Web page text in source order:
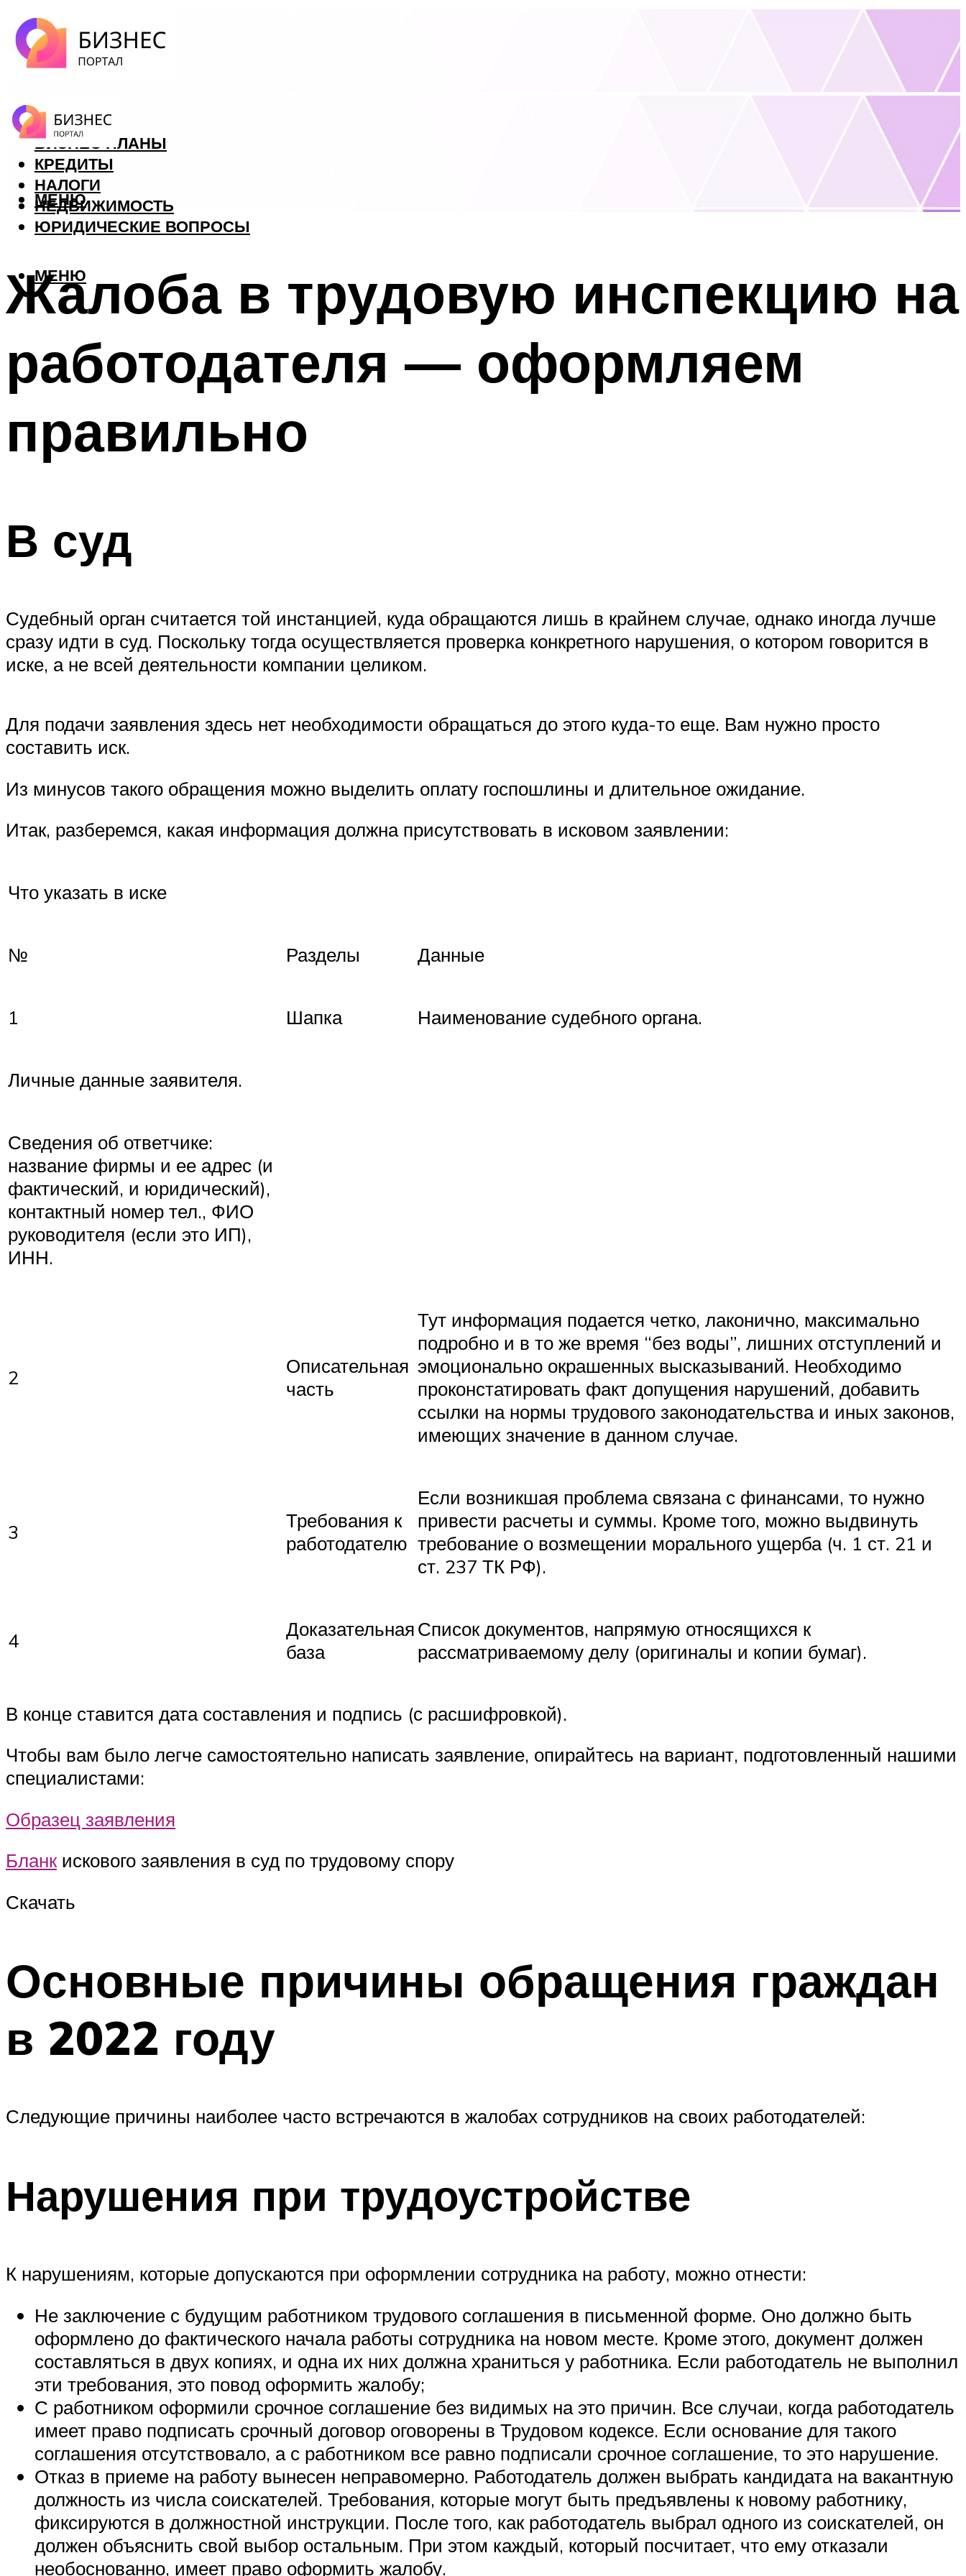
ФОРЕКС
БИЗНЕС ПЛАНЫ
КРЕДИТЫ
НАЛОГИ
НЕДВИЖИМОСТЬ
ЮРИДИЧЕСКИЕ ВОПРОСЫ
МЕНЮ
МЕНЮ
Жалоба в трудовую инспекцию на
работодателя — оформляем
правильно
В суд
Судебный орган считается той инстанцией, куда обращаются лишь в крайнем случае, однако иногда лучше
сразу идти в суд. Поскольку тогда осуществляется проверка конкретного нарушения, о котором говорится в
иске, а не всей деятельности компании целиком.
Для подачи заявления здесь нет необходимости обращаться до этого куда-то еще. Вам нужно просто
составить иск.
Из минусов такого обращения можно выделить оплату госпошлины и длительное ожидание.
Итак, разберемся, какая информация должна присутствовать в исковом заявлении:
Что указать в иске
№ Разделы Данные
1 Шапка Наименование судебного органа.
Личные данные заявителя.
Сведения об ответчике:
название фирмы и ее адрес (и
фактический, и юридический),
контактный номер тел., ФИО
руководителя (если это ИП),
ИНН.
2
Описательная
часть
Тут информация подается четко, лаконично, максимально
подробно и в то же время “без воды”, лишних отступлений и
эмоционально окрашенных высказываний. Необходимо
проконстатировать факт допущения нарушений, добавить
ссылки на нормы трудового законодательства и иных законов,
имеющих значение в данном случае.
3
Требования к
работодателю
Если возникшая проблема связана с финансами, то нужно
привести расчеты и суммы. Кроме того, можно выдвинуть
требование о возмещении морального ущерба (ч. 1 ст. 21 и
ст. 237 ТК РФ).
4
Доказательная
база
Список документов, напрямую относящихся к
рассматриваемому делу (оригиналы и копии бумаг).
В конце ставится дата составления и подпись (с расшифровкой).
Чтобы вам было легче самостоятельно написать заявление, опирайтесь на вариант, подготовленный нашими
специалистами:
Образец заявления
Бланкискового заявления в суд по трудовому спору
Скачать
Основные причины обращения граждан
в 2022 году
Следующие причины наиболее часто встречаются в жалобах сотрудников на своих работодателей:
Нарушения при трудоустройстве
К нарушениям, которые допускаются при оформлении сотрудника на работу, можно отнести:
Не заключение с будущим работником трудового соглашения в письменной форме. Оно должно быть
оформлено до фактического начала работы сотрудника на новом месте. Кроме этого, документ должен
составляться в двух копиях, и одна их них должна храниться у работника. Если работодатель не выполнил
эти требования, это повод оформить жалобу;
С работником оформили срочное соглашение без видимых на это причин. Все случаи, когда работодатель
имеет право подписать срочный договор оговорены в Трудовом кодексе. Если основание для такого
соглашения отсутствовало, а с работником все равно подписали срочное соглашение, то это нарушение.
Отказ в приеме на работу вынесен неправомерно. Работодатель должен выбрать кандидата на вакантную
должность из числа соискателей. Требования, которые могут быть предъявлены к новому работнику,
фиксируются в должностной инструкции. После того, как работодатель выбрал одного из соискателей, он
должен объяснить свой выбор остальным. При этом каждый, который посчитает, что ему отказали
необоснованно, имеет право оформить жалобу.